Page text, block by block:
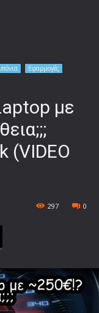
Εφαρμογές
με
(VIDEO
0
297